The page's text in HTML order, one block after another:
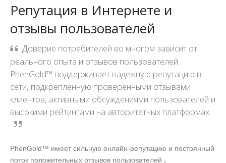
Репутация в Интернете и
отзывы пользователей
Доверие потребителей во многом зависит от
реального опыта и отзывов пользователей.
PhenGold™ поддерживает надежную репутацию в
сети, подкрепленную проверенными отзывами
клиентов, активными обсуждениями пользователей и
высокими рейтингами на авторитетных платформах.
PhenGold™ имеет сильную онлайн-репутацию и постоянный
поток положительных отзывов пользователей ,